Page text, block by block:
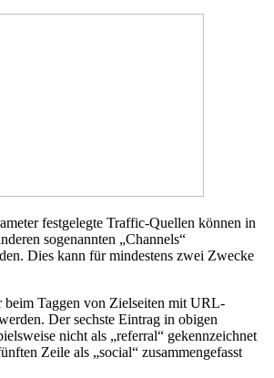
festgelegte Traffic-Quellen können in
sogenannten „Channels“
Dies kann für mindestens zwei Zwecke
beim Taggen von Zielseiten mit URL-
Der sechste Eintrag in obigen
nicht als „referral“ gekennzeichnet
Zeile als „social“ zusammengefasst